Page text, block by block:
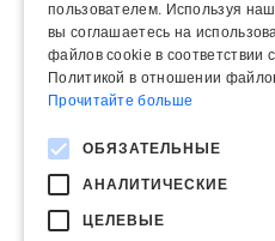
пользователем. Используя
вы соглашаетесь на
файлов cookie в соответствии
Политикой в ​​отношении
Прочитайте больше
ОБЯЗАТЕЛЬНЫЕ
АНАЛИТИЧЕСКИЕ
ЦЕЛЕВЫЕ